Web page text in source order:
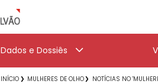
Dados e Dossiês
INÍCIO MULHERES DE OLHO NOTÍCIAS NO